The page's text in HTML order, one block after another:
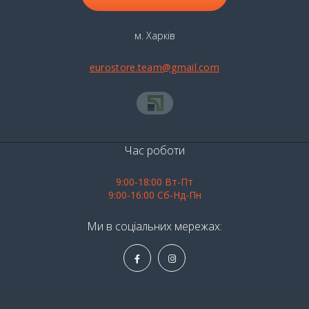
м. Харків
eurostore.team@gmail.com
Час роботи
9:00-18:00 Вт-Пт
9:00-16:00 Сб-Нд-Пн
Ми в соціальних мережах: